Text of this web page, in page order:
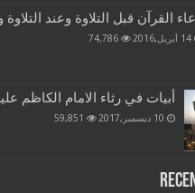
القرآن قبل التلاوة وعند التلاوة
14 أبريل,2016 74,786
أبيات في رثاء الامام الكاظم
10 ديسمبر,2017 59,851